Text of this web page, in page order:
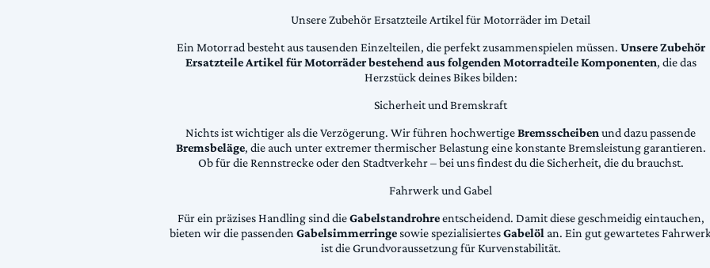
Unsere Zubehör Ersatzteile Artikel für Motorräder im Detail
Ein Motorrad besteht aus tausenden Einzelteilen, die perfekt zusammenspielen müssen. Unsere Zubehör
Ersatzteile Artikel für Motorräder bestehend aus folgenden Motorradteile Komponenten, die das
Herzstück deines Bikes bilden:
Sicherheit und Bremskraft
Nichts ist wichtiger als die Verzögerung. Wir führen hochwertigeBremsscheibenund dazu passende
Bremsbeläge, die auch unter extremer thermischer Belastung eine konstante Bremsleistung garantieren.
Ob für die Rennstrecke oder den Stadtverkehr – bei uns findest du die Sicherheit, die du brauchst.
Fahrwerk und Gabel
Für ein präzises Handling sind dieGabelstandrohreentscheidend. Damit diese geschmeidig eintauchen,
bieten wir die passendenGabelsimmerringesowie spezialisiertesGabelöl an. Ein gut gewartetes
ist die Grundvoraussetzung für Kurvenstabilität.